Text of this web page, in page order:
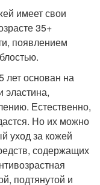
имеет свои
35+
появлением
лет основан на
эластина,
Естественно,
Но их можно
уход за кожей
содержащих
подтянутой и